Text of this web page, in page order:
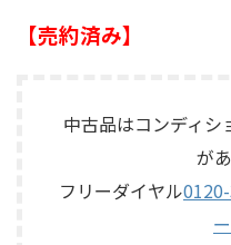
【売約済み】
中古品はコンディシ
が
フリーダイヤル